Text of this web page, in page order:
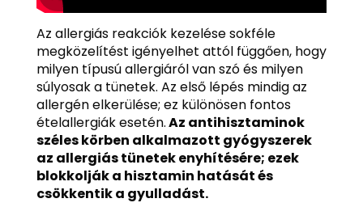
Az allergiás reakciók kezelése sokféle
megközelítést igényelhet attól függően, hogy
milyen típusú allergiáról van szó és milyen
súlyosak a tünetek. Az első lépés mindig az
allergén elkerülése; ez különösen fontos
ételallergiák esetén.Az antihisztaminok
széles körben alkalmazott gyógyszerek
az allergiás tünetek enyhítésére; ezek
blokkolják a hisztamin hatását és
csökkentik a gyulladást.